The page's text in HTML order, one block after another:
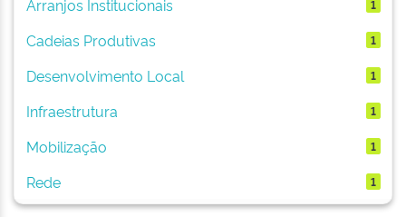
Arranjos Institucionais
1
Cadeias Produtivas 1
Desenvolvimento Local 1
Infraestrutura 1
Mobilização 1
Rede 1